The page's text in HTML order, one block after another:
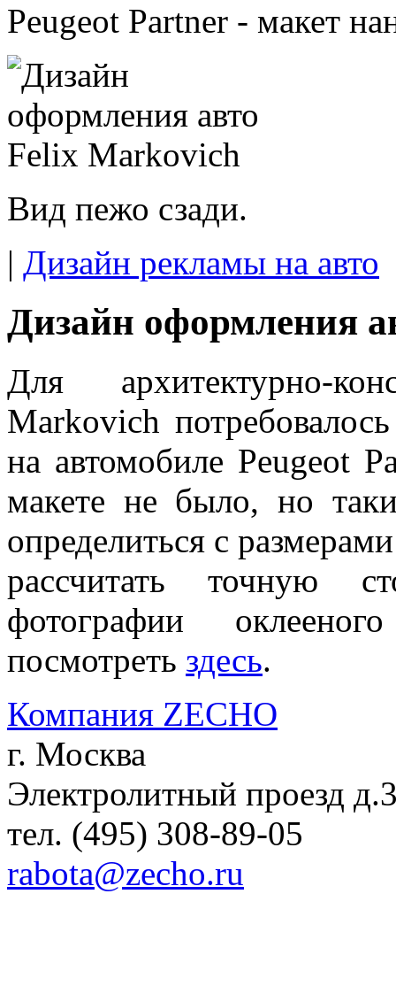
Peugeot Partner - макет
Вид пежо сзади.
| Дизайн рекламы на авто
Дизайн оформления
Для архитектурно-
Markovich
на автомобиле Peugeot
макете не было, но
определиться с
рассчитать точную
фотографии
посмотреть здесь.
Компания ZECHO
г. Москва
Электролитный проезд
тел. (495) 308-89-05
rabota@zecho.ru